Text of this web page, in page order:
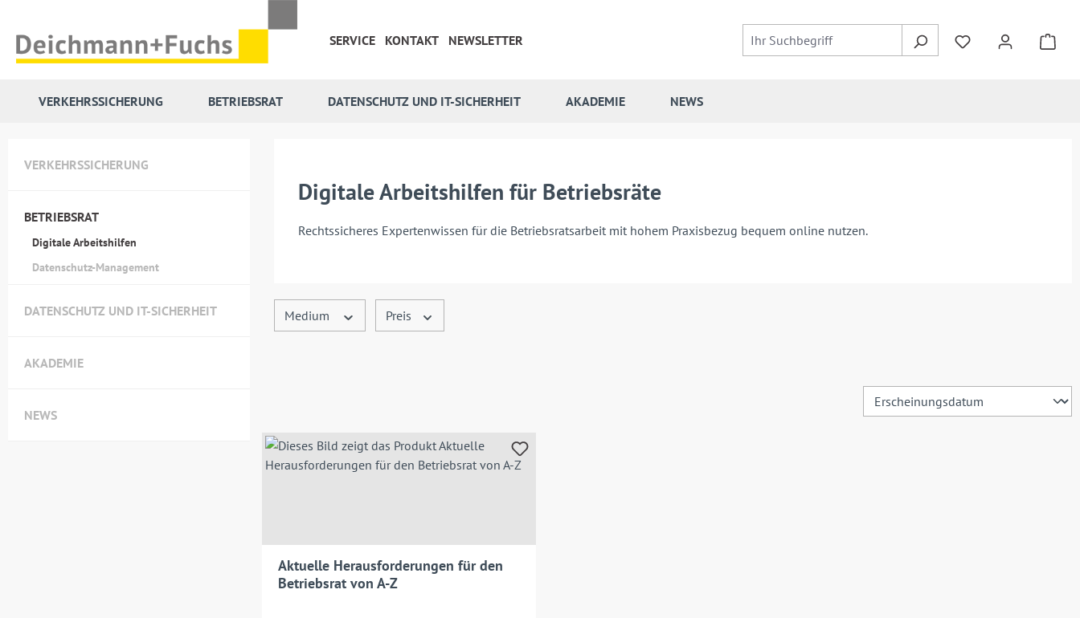
SERVICE
KONTAKT NEWSLETTER
VERKEHRSSICHERUNG BETRIEBSRAT DATENSCHUTZ UND IT-SICHERHEIT AKADEMIE NEWS
VERKEHRSSICHERUNG
BETRIEBSRAT
Digitale Arbeitshilfen
Datenschutz-Management
DATENSCHUTZ UND IT-SICHERHEIT
AKADEMIE
NEWS
Digitale Arbeitshilfen für Betriebsräte
Rechtssicheres Expertenwissen für die Betriebsratsarbeit mit hohem Praxisbezug bequem online nutzen.
Medium Preis
Aktuelle Herausforderungen für den
Betriebsrat von A-Z